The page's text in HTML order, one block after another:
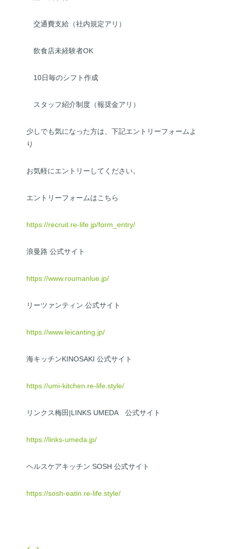
交通費支給（社内規定アリ）
飲食店未経験者OK
10日毎のシフト作成
スタッフ紹介制度（報奨金アリ）
少しでも気になった方は、下記エントリーフォームよ
り
お気軽にエントリーしてください。
エントリーフォームはこちら
https://recruit.re-life.jp/form_entry/
浪曼路 公式サイト
https://www.roumanlue.jp/
リーツァンティン 公式サイト
https://www.leicanting.jp/
海キッチンKINOSAKI 公式サイト
https://umi-kitchen.re-life.style/
リンクス梅田|LINKS UMEDA 公式サイト
https://links-umeda.jp/
ヘルスケアキッチン SOSH 公式サイト
https://sosh-eatin.re-life.style/